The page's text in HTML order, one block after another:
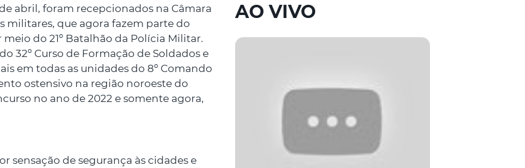
abril, foram recepcionados na Câmara
militares, que agora fazem parte do
do 21º Batalhão da Polícia Militar.
32º Curso de Formação de Soldados e
em todas as unidades do 8º Comando
ostensivo na região noroeste do
no ano de 2022 e somente agora,
sensação de segurança às cidades e
AO VIVO